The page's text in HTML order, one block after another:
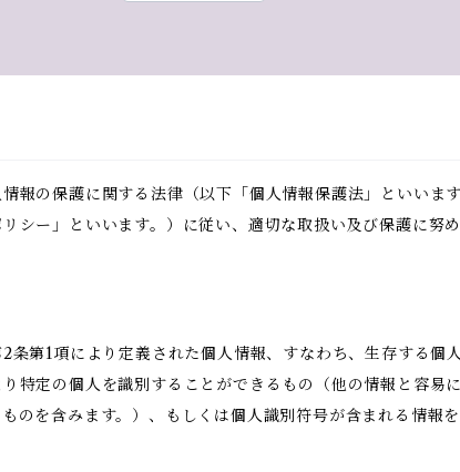
報の保護に関する法律（以下「個人情報保護法」といいま
ー」といいます。）に従い、適切な取扱い及び保護に努め
第1項により定義された個人情報、すなわち、生存する個
特定の個人を識別することができるもの（他の情報と容易
のを含みます。）、もしくは個人識別符号が含まれる情報